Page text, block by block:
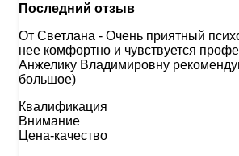
Последний отзыв
От Светлана - Очень приятный
нее комфортно и чувствуется
Анжелику Владимировну
большое)
Квалификация
Внимание
Цена-качество